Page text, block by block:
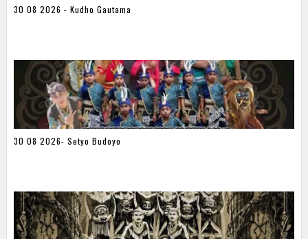
30 08 2026 - Kudho Gautama
30 08 2026- Setyo Budoyo